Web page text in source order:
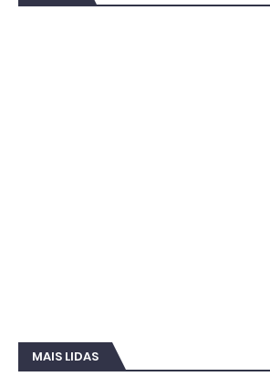
MAIS LIDAS